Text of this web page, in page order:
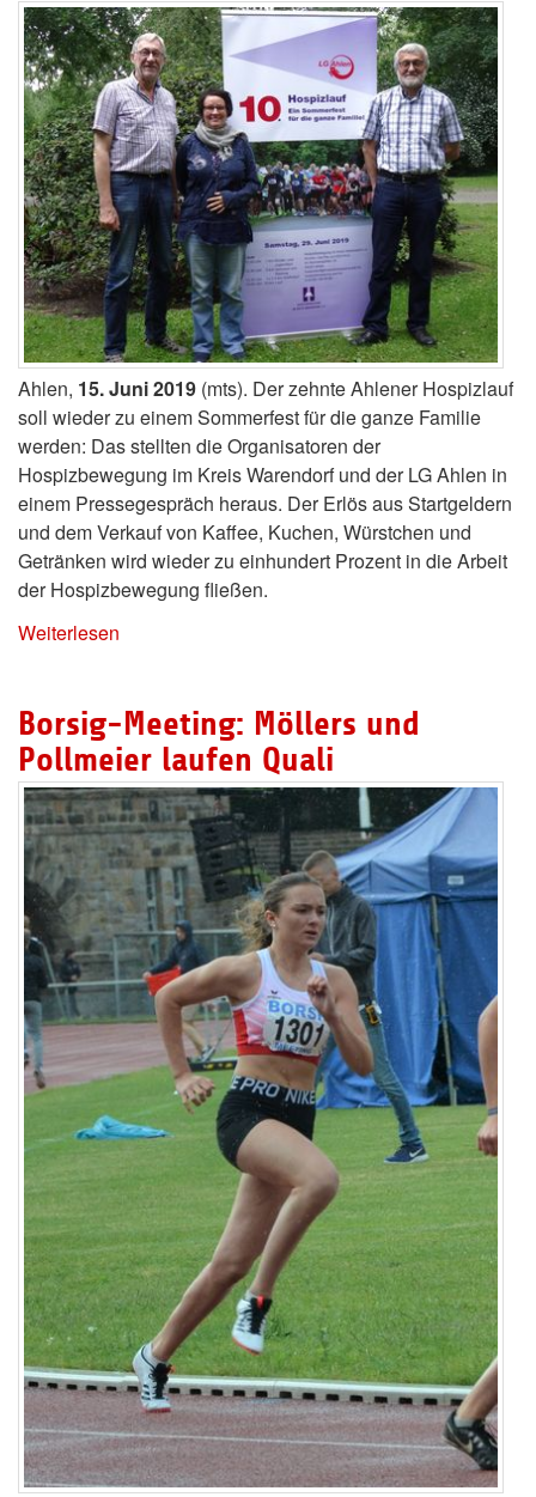
Ahlen, 15. Juni 2019 (mts). Der zehnte Ahlener Hospizlauf
soll wieder zu einem Sommerfest für die ganze Familie
werden: Das stellten die Organisatoren der
Hospizbewegung im Kreis Warendorf und der LG Ahlen in
einem Pressegespräch heraus. Der Erlös aus Startgeldern
und dem Verkauf von Kaffee, Kuchen, Würstchen und
Getränken wird wieder zu einhundert Prozent in die Arbeit
der Hospizbewegung fließen.
Weiterlesen
Borsig-Meeting: Möllers und
Pollmeier laufen Quali